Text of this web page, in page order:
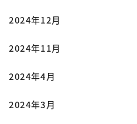
2024年12月
2024年11月
2024年4月
2024年3月